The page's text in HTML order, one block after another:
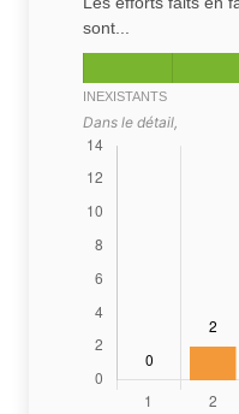
sont...
INEXISTANTS
Dans le détail,